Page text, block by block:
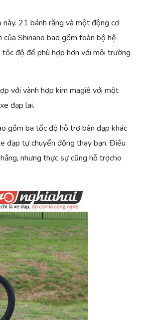
21 bánh răng và một động cơ
Shinano bao gồm toàn bộ hệ
độ để phù hợp hơn với môi trường
với vành hợp kim magiê với một
đạp lai.
gồm ba tốc độ hỗ trợ bàn đạp khác
đạp tự chuyển động thay bạn. Điều
nhưng thực sự cũng hỗ trợcho